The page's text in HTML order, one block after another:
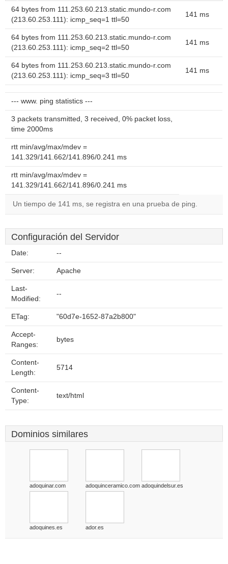
64 bytes from 111.253.60.213.static.mundo-r.com
(213.60.253.111): icmp_seq=1 ttl=50
141 ms
64 bytes from 111.253.60.213.static.mundo-r.com
(213.60.253.111): icmp_seq=2 ttl=50
141 ms
64 bytes from 111.253.60.213.static.mundo-r.com
(213.60.253.111): icmp_seq=3 ttl=50
141 ms
--- www. ping statistics ---
3 packets transmitted, 3 received, 0% packet loss,
time 2000ms
rtt min/avg/max/mdev =
141.329/141.662/141.896/0.241 ms
rtt min/avg/max/mdev =
141.329/141.662/141.896/0.241 ms
Un tiempo de 141 ms, se registra en una prueba de ping.
Configuración del Servidor
Date: --
Server: Apache
Last-
Modified:
--
ETag: "60d7e-1652-87a2b800"
Accept-
Ranges:
bytes
Content-
Length:
5714
Content-
Type:
text/html
Dominios similares
adoquinar.com adoquinceramico.com adoquindelsur.es
adoquines.es ador.es